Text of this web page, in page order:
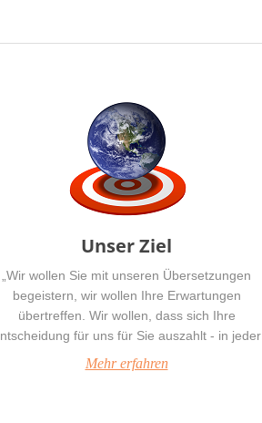
Unser Ziel
„Wir wollen Sie mit unseren Übersetzungen
begeistern, wir wollen Ihre Erwartungen
übertreffen. Wir wollen, dass sich Ihre
für uns für Sie auszahlt - in jeder
Klicken Sie oben, um zu erfahren, wie
wir das erreichen.
Mehr erfahren